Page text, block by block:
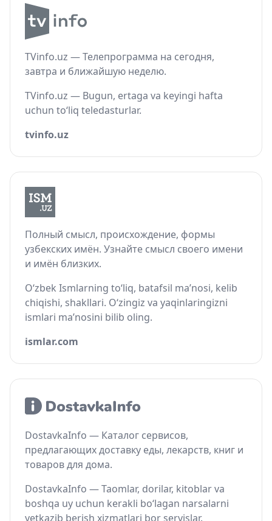
TVinfo.uz — Телепрограмма на сегодня,
завтра и ближайшую неделю.
TVinfo.uz — Bugun, ertaga va keyingi hafta
uchun to‘liq teledasturlar.
tvinfo.uz
Полный смысл, происхождение, формы
узбекских имён. Узнайте смысл своего имени
и имён близких.
O‘zbek Ismlarning to‘liq, batafsil ma’nosi, kelib
chiqishi, shakllari. O‘zingiz va yaqinlaringizni
ismlari ma’nosini bilib oling.
ismlar.com
DostavkaInfo — Каталог сервисов,
предлагающих доставку еды, лекарств, книг и
товаров для дома.
DostavkaInfo — Taomlar, dorilar, kitoblar va
boshqa uy uchun kerakli bo‘lagan narsalarni
yetkazib berish xizmatlari bor servislar.